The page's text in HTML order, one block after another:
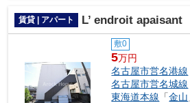
賃貸 | アパート L’ endroit apaisant
敷0
5万円
名古屋市営名港線
名古屋市営名城線
東海道本線 「金山